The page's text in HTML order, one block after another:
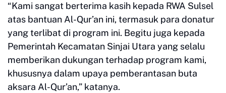
“Kami sangat berterima kasih kepada RWA Sulsel
atas bantuan Al-Qur’an ini, termasuk para donatur
yang terlibat di program ini. Begitu juga kepada
Pemerintah Kecamatan Sinjai Utara yang selalu
memberikan dukungan terhadap program kami,
khususnya dalam upaya pemberantasan buta
aksara Al-Qur’an,” katanya.